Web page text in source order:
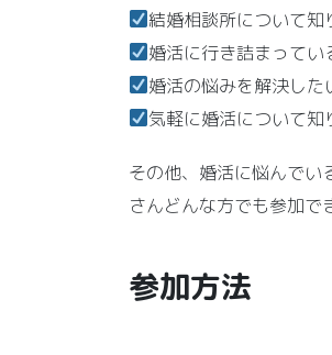
結婚相談所について知
婚活に行き詰まってい
婚活の悩みを解決した
気軽に婚活について知
その他、婚活に悩んでい
さんどんな方でも参加で
参加方法